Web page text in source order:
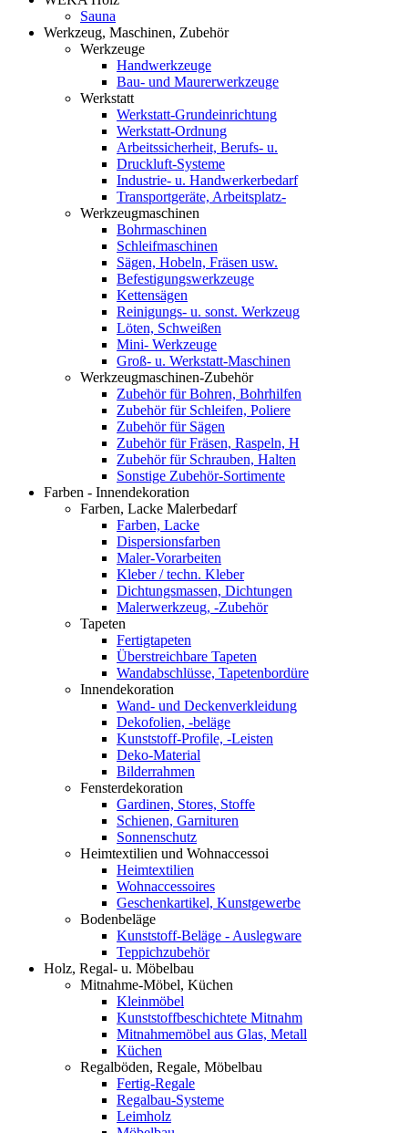
Sauna
Werkzeug, Maschinen, Zubehör
Werkzeuge
Handwerkzeuge
Bau- und Maurerwerkzeuge
Werkstatt
Werkstatt-Grundeinrichtung
Werkstatt-Ordnung
Arbeitssicherheit, Berufs- u.
Druckluft-Systeme
Industrie- u. Handwerkerbedarf
Transportgeräte, Arbeitsplatz-
Werkzeugmaschinen
Bohrmaschinen
Schleifmaschinen
Sägen, Hobeln, Fräsen usw.
Befestigungswerkzeuge
Kettensägen
Reinigungs- u. sonst. Werkzeug
Löten, Schweißen
Mini- Werkzeuge
Groß- u. Werkstatt-Maschinen
Werkzeugmaschinen-Zubehör
Zubehör für Bohren, Bohrhilfen
Zubehör für Schleifen, Poliere
Zubehör für Sägen
Zubehör für Fräsen, Raspeln, H
Zubehör für Schrauben, Halten
Sonstige Zubehör-Sortimente
Farben - Innendekoration
Farben, Lacke Malerbedarf
Farben, Lacke
Dispersionsfarben
Maler-Vorarbeiten
Kleber / techn. Kleber
Dichtungsmassen, Dichtungen
Malerwerkzeug, -Zubehör
Tapeten
Fertigtapeten
Überstreichbare Tapeten
Wandabschlüsse, Tapetenbordüre
Innendekoration
Wand- und Deckenverkleidung
Dekofolien, -beläge
Kunststoff-Profile, -Leisten
Deko-Material
Bilderrahmen
Fensterdekoration
Gardinen, Stores, Stoffe
Schienen, Garnituren
Sonnenschutz
Heimtextilien und Wohnaccessoi
Heimtextilien
Wohnaccessoires
Geschenkartikel, Kunstgewerbe
Bodenbeläge
Kunststoff-Beläge - Auslegware
Teppichzubehör
Holz, Regal- u. Möbelbau
Mitnahme-Möbel, Küchen
Kleinmöbel
Kunststoffbeschichtete Mitnahm
Mitnahmemöbel aus Glas, Metall
Küchen
Regalböden, Regale, Möbelbau
Fertig-Regale
Regalbau-Systeme
Leimholz